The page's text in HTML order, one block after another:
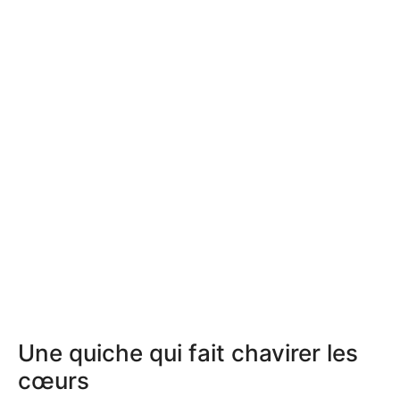
Une quiche qui fait chavirer les
cœurs